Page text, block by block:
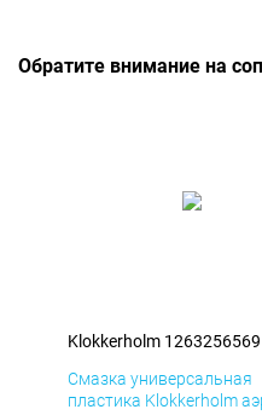
Обратите внимание на
Klokkerholm 1263256569
Смазка универсальная
пластика Klokkerholm